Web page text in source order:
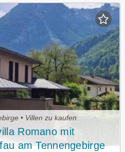
• Villen zu kaufen
Romano mit
am Tennengebirge